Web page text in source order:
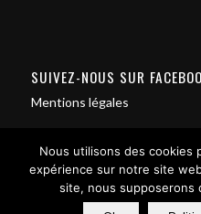
SUIVEZ-NOUS SUR
Mentions légales
Nous utilisons des cookies
expérience sur notre site
site, nous supposerons